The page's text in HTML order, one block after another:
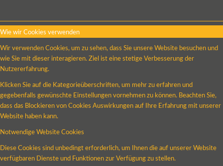
Wie wir Cookies verwenden
Wir verwenden Cookies, um zu sehen, dass Sie unsere Website besuchen und
wie Sie mit dieser interagieren. Ziel ist eine stetige Verbesserung der
Nutzererfahrung.
Klicken Sie auf die Kategorieüberschriften, um mehr zu erfahren und
gegebenfalls gewünschte Einstellungen vornehmen zu können. Beachten Sie,
dass das Blockieren von Cookies Auswirkungen auf Ihre Erfahrung mit unserer
Website haben kann.
Notwendige Website Cookies
Diese Cookies sind unbedingt erforderlich, um Ihnen die auf unserer Website
verfügbaren Dienste und Funktionen zur Verfügung zu stellen.